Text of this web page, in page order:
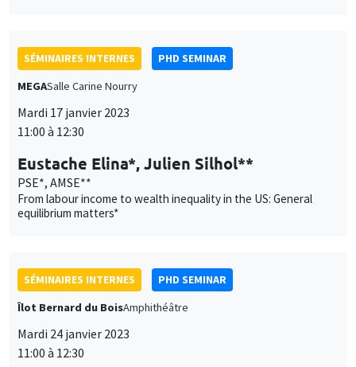
SÉMINAIRES INTERNES
PHD SEMINAR
MEGASalle Carine Nourry
Mardi 17 janvier 2023
11:00 à 12:30
Eustache Elina*, Julien Silhol**
PSE*, AMSE**
From labour income to wealth inequality in the US: General
equilibrium matters*
SÉMINAIRES INTERNES
PHD SEMINAR
Îlot Bernard du BoisAmphithéâtre
Mardi 24 janvier 2023
11:00 à 12:30